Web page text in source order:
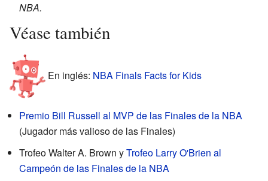
NBA.
Véase también
En inglés: NBA Finals Facts for Kids
Premio Bill Russell al MVP de las Finales de la NBA
(Jugador más valioso de las Finales)
Trofeo Walter A. Brown yTrofeo Larry O'Brien al
Campeón de las Finales de la NBA